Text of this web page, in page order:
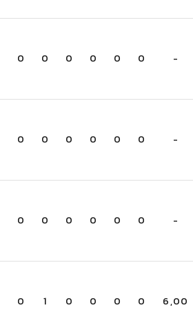
0 0 0 0 0 0 -
0 0 0 0 0 0 -
0 0 0 0 0 0 -
0 1 0 0 0 0 6,00